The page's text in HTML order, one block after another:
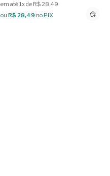
em até 1x de R$ 28,49
ou R$ 28,49 no PIX